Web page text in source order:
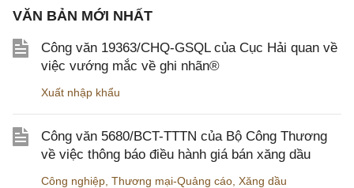
VĂN BẢN MỚI NHẤT
Công văn 19363/CHQ-GSQL của Cục Hải quan về
việc vướng mắc về ghi nhãn®
Xuất nhập khẩu
Công văn 5680/BCT-TTTN của Bộ Công Thương
về việc thông báo điều hành giá bán xăng dầu
Công nghiệp Thương mại-Quảng cáo Xăng dầu